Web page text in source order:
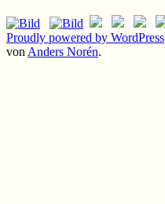
Proudly powered by WordPress
von Anders Norén.